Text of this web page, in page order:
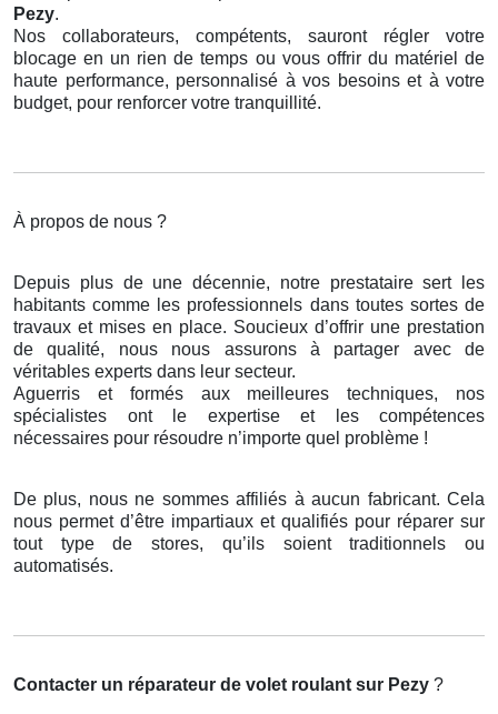
Pezy.
Nos collaborateurs, compétents, sauront régler votre
blocage en un rien de temps ou vous offrir du matériel de
haute performance, personnalisé à vos besoins et à votre
budget, pour renforcer votre tranquillité.
À propos de nous ?
Depuis plus de une décennie, notre prestataire sert les
habitants comme les professionnels dans toutes sortes de
travaux et mises en place. Soucieux d’offrir une prestation
de qualité, nous nous assurons à partager avec de
véritables experts dans leur secteur.
Aguerris et formés aux meilleures techniques, nos
spécialistes ont le expertise et les compétences
nécessaires pour résoudre n’importe quel problème !
De plus, nous ne sommes affiliés à aucun fabricant. Cela
nous permet d’être impartiaux et qualifiés pour réparer sur
tout type de stores, qu’ils soient traditionnels ou
automatisés.
Contacter un réparateur de volet roulant sur Pezy ?